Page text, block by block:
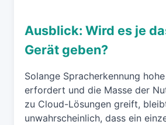
Ausblick: Wird es je
Gerät geben?
Solange Spracherkennung
erfordert und die Masse der
zu Cloud-Lösungen greift,
unwahrscheinlich, dass ein